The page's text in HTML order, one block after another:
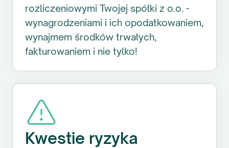
rozliczeniowymi Twojej spółki z o.o. -
wynagrodzeniami i ich opodatkowaniem,
wynajmem środków trwałych,
fakturowaniem i nie tylko!
Kwestie ryzyka